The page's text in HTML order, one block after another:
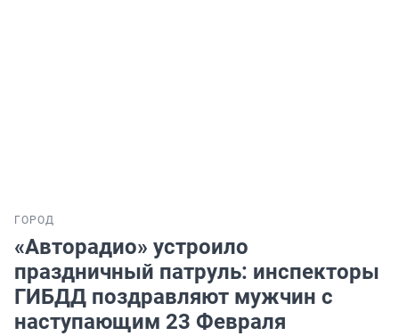
ГОРОД
«Авторадио» устроило
праздничный патруль: инспекторы
ГИБДД поздравляют мужчин с
наступающим 23 Февраля